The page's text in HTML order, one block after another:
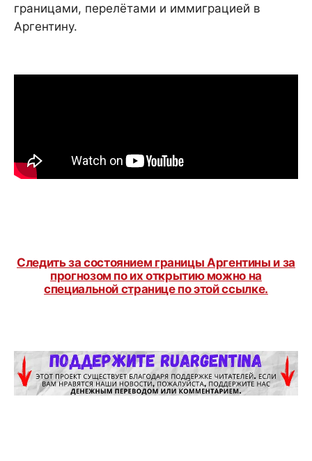
границами, перелётами и иммиграцией в
Аргентину.
Следить за состоянием границы Аргентины и за
прогнозом по их открытию можно на
специальной странице по этой ссылке.